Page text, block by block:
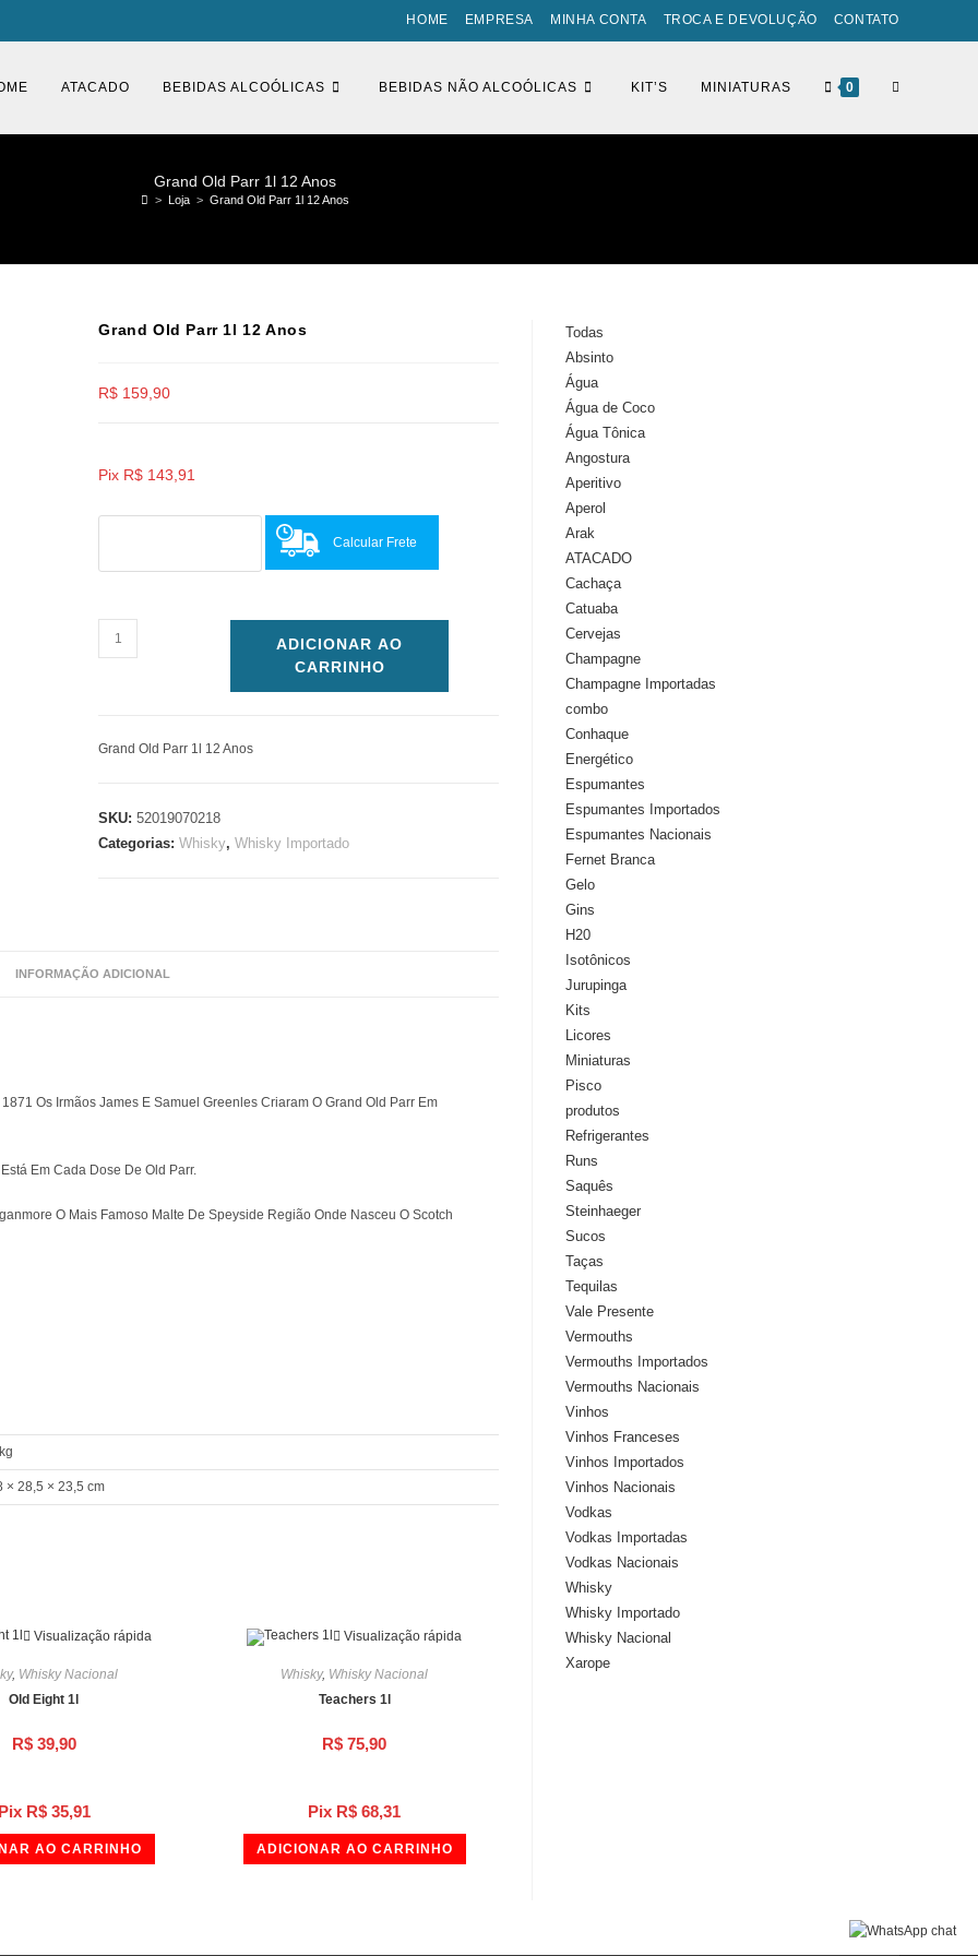
HOME EMPRESA MINHA CONTA TROCA E DEVOLUÇÃO CONTATO
ATACADO BEBIDAS ALCOÓLICAS BEBIDAS NÃO ALCOÓLICAS KIT’S MINIATURAS 0 ALTERNAR
Grand Old Parr 1l 12 Anos
> Loja > Grand Old Parr 1l 12 Anos
Todas
Absinto
Água
Água de Coco
Água Tônica
Angostura
Aperitivo
Aperol
Arak
ATACADO
Cachaça
Catuaba
Cervejas
Champagne
Champagne Importadas
combo
Conhaque
Energético
Espumantes
Espumantes Importados
Espumantes Nacionais
Fernet Branca
Gelo
Gins
H20
Isotônicos
Jurupinga
Kits
Licores
Miniaturas
Pisco
produtos
Refrigerantes
Runs
Saquês
Steinhaeger
Sucos
Taças
Tequilas
Vale Presente
Vermouths
Vermouths Importados
Vermouths Nacionais
Vinhos
Vinhos Franceses
Vinhos Importados
Vinhos Nacionais
Vodkas
Vodkas Importadas
Vodkas Nacionais
Whisky
Whisky Importado
Whisky Nacional
Xarope
Grand Old Parr 1l 12 Anos
R$ 159,90
Pix R$ 143,91
Calcular Frete
Grand
Old
12
ADICIONAR AO
CARRINHO
Grand Old Parr 1l 12 Anos
SKU:52019070218
Categorias:Whisky,Whisky Importado
INFORMAÇÃO ADICIONAL
Os Irmãos James E Samuel Greenles Criaram O Grand Old Parr Em
Em Cada Dose De Old Parr.
O Mais Famoso Malte De Speyside Região Onde Nasceu O Scotch
× 28,5 × 23,5 cm
Pix R$35,91
Visualização rápida
, Whisky Nacional
Old Eight 1l
R$39,90
AO CARRINHO
Pix R$ 68,31
Visualização rápida
Whisky, Whisky Nacional
Teachers 1l
R$ 75,90
ADICIONAR AO CARRINHO